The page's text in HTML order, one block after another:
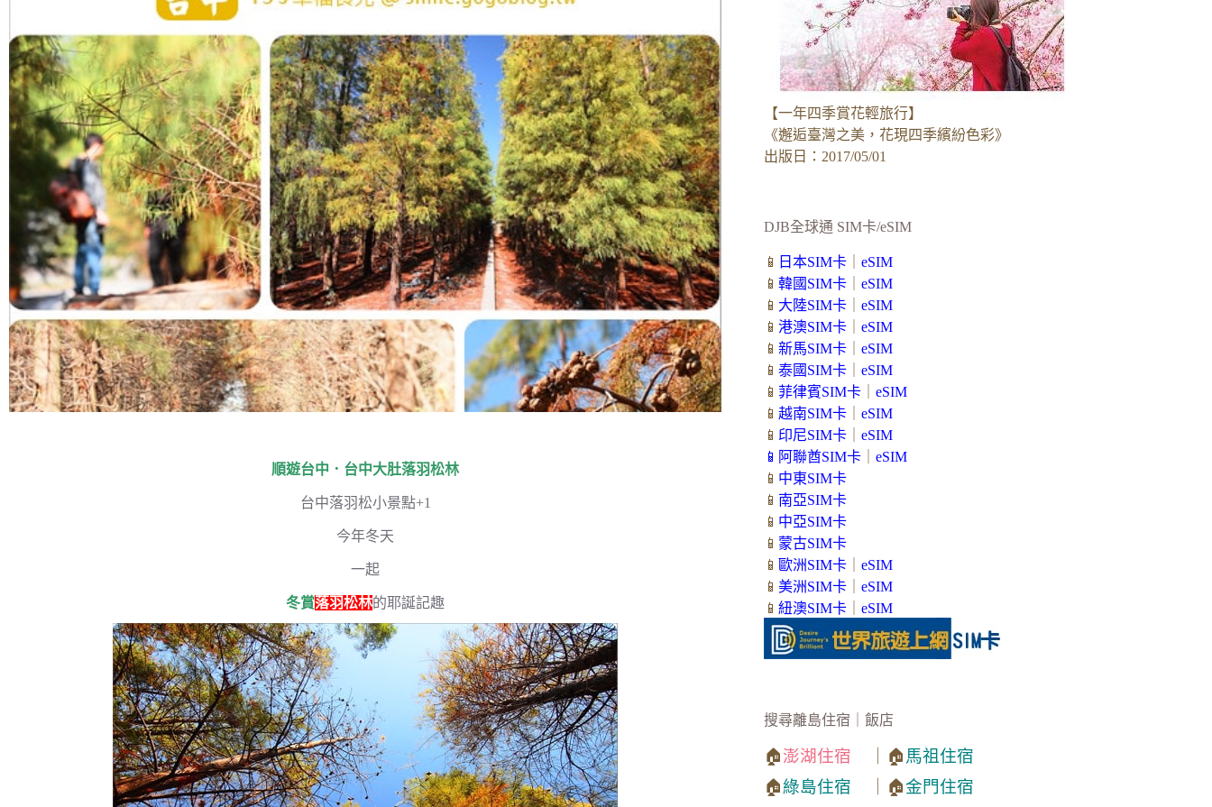
順遊台中．台中大肚落羽松林
台中落羽松小景點+1
今年冬天
一起
冬賞落羽松林的耶誕記趣
【一年四季賞花輕旅行】
《邂逅臺灣之美，花現四季繽紛色彩》
出版日：2017/05/01
DJB全球通 SIM卡/eSIM
📱 日本SIM卡｜ eSIM
📱 韓國SIM卡｜ eSIM
📱 大陸SIM卡｜ eSIM
📱 港澳SIM卡｜ eSIM
📱 新馬SIM卡｜ eSIM
📱 泰國SIM卡｜ eSIM
📱 菲律賓SIM卡｜ eSIM
📱 越南SIM卡｜ eSIM
📱 印尼SIM卡｜ eSIM
📱 阿聯酋SIM卡｜ eSIM
📱 中東SIM卡
📱 南亞SIM卡
📱 中亞SIM卡
📱 蒙古SIM卡
📱 歐洲SIM卡｜ eSIM
📱 美洲SIM卡｜ eSIM
📱 紐澳SIM卡｜ eSIM
搜尋離島住宿｜飯店
🏠澎湖住宿 ｜🏠馬祖住宿
🏠綠島住宿 ｜🏠金門住宿